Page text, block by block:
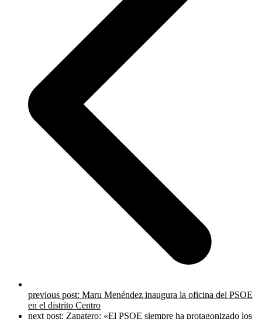
previous post: Maru Menéndez inaugura la oficina del PSOE
en el distrito Centro
next post: Zapatero: «El PSOE siempre ha protagonizado los